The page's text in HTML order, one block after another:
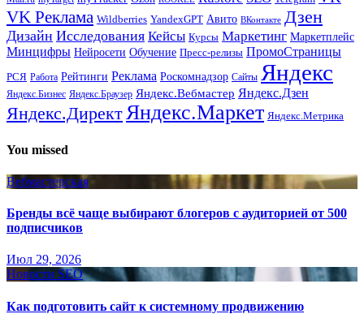
VK Реклама Wildberries YandexGPT Авито ВКонтакте Дзен
Дизайн Исследования Кейсы Курсы Маркетинг Маркетплейс
Минцифры Нейросети Обучение Пресс-релизы ПромоСтраницы
РСЯ Работа Рейтинги Реклама Роскомнадзор Сайты Яндекс
Яндекс.Бизнес Яндекс.Браузер Яндекс.Вебмастер Яндекс.Дзен
Яндекс.ДиректЯндекс.Маркет Яндекс.Метрика
You missed
Вебмастерская
Бренды всё чаще выбирают блогеров с аудиторией от 500
подписчиков
Июл 29, 2026
Новости SEO
Как подготовить сайт к системному продвижению